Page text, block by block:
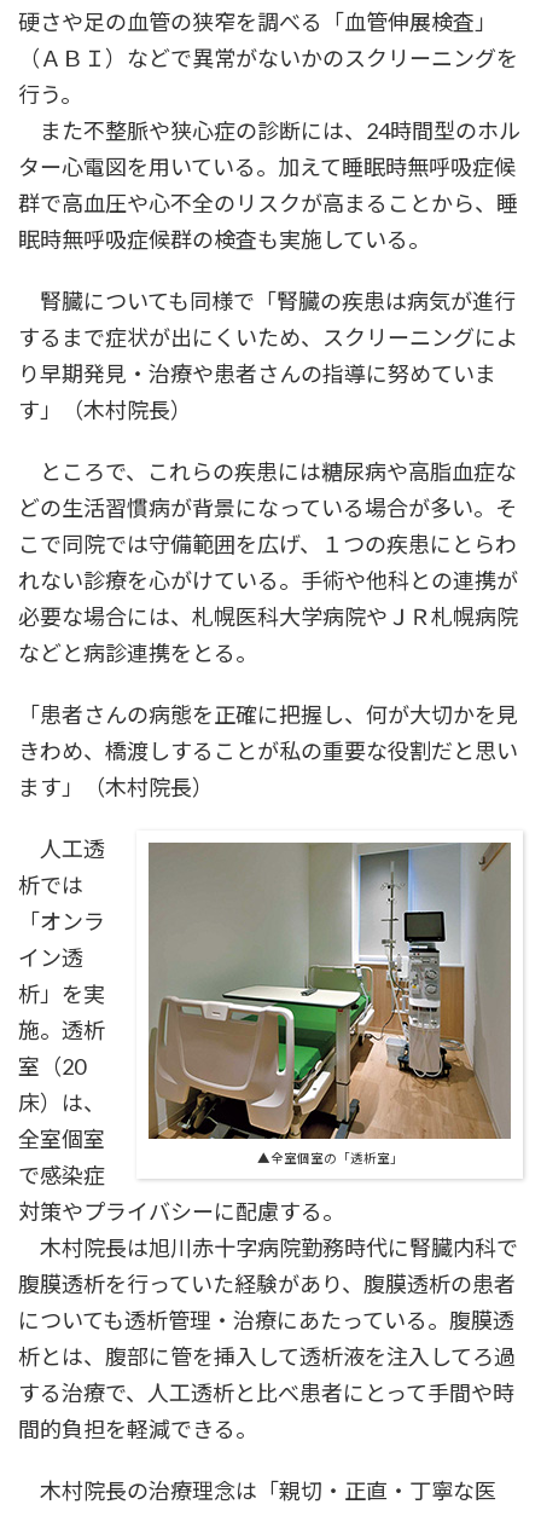
硬さや足の血管の狭窄を調べる「血管伸展検査」
（ＡＢＩ）などで異常がないかのスクリーニングを
行う。
また不整脈や狭心症の診断には、24時間型のホル
ター心電図を用いている。加えて睡眠時無呼吸症候
群で高血圧や心不全のリスクが高まることから、睡
眠時無呼吸症候群の検査も実施している。
腎臓についても同様で「腎臓の疾患は病気が進行
するまで症状が出にくいため、スクリーニングによ
り早期発見・治療や患者さんの指導に努めていま
す」（木村院長）
ところで、これらの疾患には糖尿病や高脂血症な
どの生活習慣病が背景になっている場合が多い。そ
こで同院では守備範囲を広げ、１つの疾患にとらわ
れない診療を心がけている。手術や他科との連携が
必要な場合には、札幌医科大学病院やＪＲ札幌病院
などと病診連携をとる。
「患者さんの病態を正確に把握し、何が大切かを見
きわめ、橋渡しすることが私の重要な役割だと思い
ます」（木村院長）
▲全室個室の「透析室」
人工透
析では
「オンラ
イン透
析」を実
施。透析
室（20
床）は、
全室個室
で感染症
対策やプライバシーに配慮する。
木村院長は旭川赤十字病院勤務時代に腎臓内科で
腹膜透析を行っていた経験があり、腹膜透析の患者
についても透析管理・治療にあたっている。腹膜透
析とは、腹部に管を挿入して透析液を注入してろ過
する治療で、人工透析と比べ患者にとって手間や時
間的負担を軽減できる。
木村院長の治療理念は「親切・正直・丁寧な医